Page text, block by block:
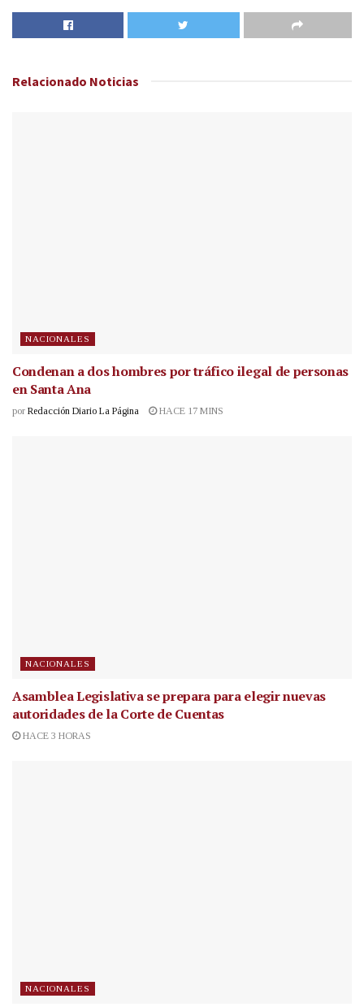
Relacionado Noticias
NACIONALES
Condenan a dos hombres por tráfico ilegal de personas
en Santa Ana
por Redacción Diario La Página HACE 17 MINS
NACIONALES
Asamblea Legislativa se prepara para elegir nuevas
autoridades de la Corte de Cuentas
HACE 3 HORAS
NACIONALES